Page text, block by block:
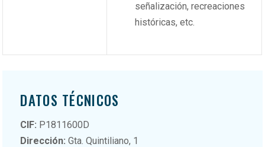
señalización, recreaciones
históricas, etc.
DATOS TÉCNICOS
CIF: P1811600D
Dirección: Gta. Quintiliano, 1